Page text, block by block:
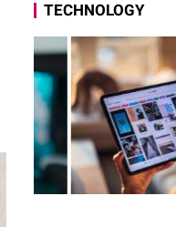
TECHNOLOGY